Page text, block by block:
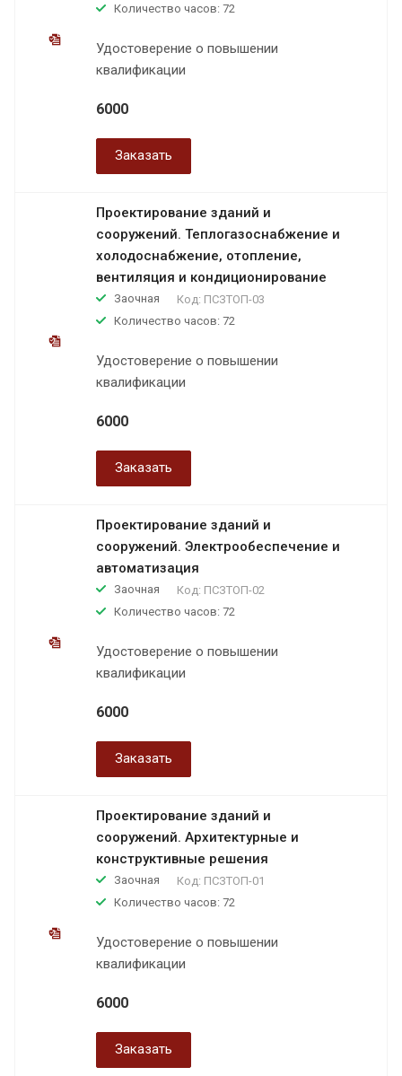
Количество часов: 72
Удостоверение о повышении
квалификации
6000
Заказать
Проектирование зданий и
сооружений. Теплогазоснабжение и
холодоснабжение, отопление,
вентиляция и кондиционирование
Заочная Код: ПСЗТОП-03
Количество часов: 72
Удостоверение о повышении
квалификации
6000
Заказать
Проектирование зданий и
сооружений. Электрообеспечение и
автоматизация
Заочная Код: ПСЗТОП-02
Количество часов: 72
Удостоверение о повышении
квалификации
6000
Заказать
Проектирование зданий и
сооружений. Архитектурные и
конструктивные решения
Заочная Код: ПСЗТОП-01
Количество часов: 72
Удостоверение о повышении
квалификации
6000
Заказать